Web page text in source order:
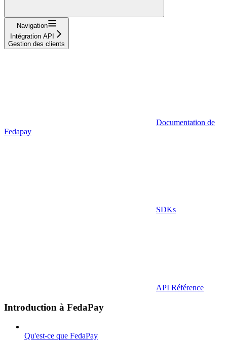
Navigation
Intégration API
Gestion des clients
Documentation de
Fedapay
SDKs
API Référence
Introduction à FedaPay
Qu'est-ce que FedaPay